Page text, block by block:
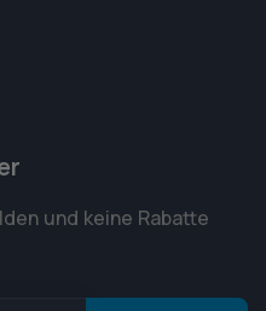
und keine Rabatte